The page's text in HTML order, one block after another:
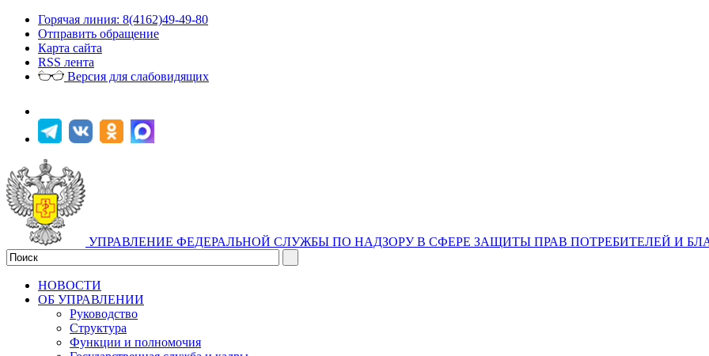
Горячая линия: 8(4162)49-49-80
Отправить обращение
Карта сайта
RSS лента
Версия для слабовидящих
УПРАВЛЕНИЕ ФЕДЕРАЛЬНОЙ СЛУЖБЫ ПО НАДЗОРУ В СФЕРЕ ЗАЩИТЫ ПРАВ ПОТРЕБИТЕЛЕЙ И
НОВОСТИ
ОБ УПРАВЛЕНИИ
Руководство
Структура
Функции и полномочия